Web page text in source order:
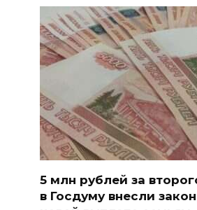
5 млн рублей за
в Госдуму внесли